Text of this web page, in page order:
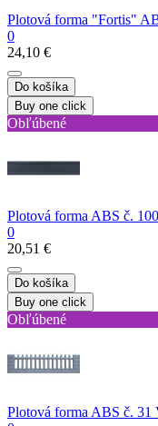
Plotová forma "Fortis"
0
24,10 €
Do košíka
Buy one click
Obľúbené
Plotová forma ABS č.
0
20,51 €
Do košíka
Buy one click
Obľúbené
Plotová forma ABS č.